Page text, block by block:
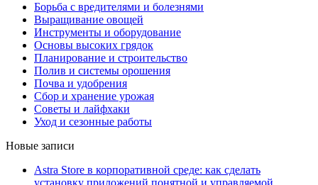
Борьба с вредителями и болезнями
Выращивание овощей
Инструменты и оборудование
Основы высоких грядок
Планирование и строительство
Полив и системы орошения
Почва и удобрения
Сбор и хранение урожая
Советы и лайфхаки
Уход и сезонные работы
Новые записи
Astra Store в корпоративной среде: как сделать
установку приложений понятной и управляемой